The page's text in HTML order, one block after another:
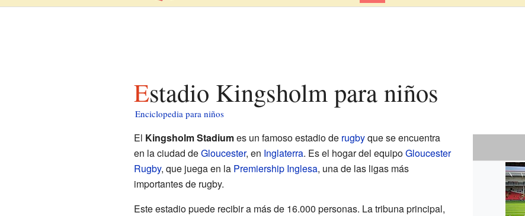
Estadio Kingsholm para niños
Enciclopedia para niños
El Kingsholm Stadiumes un famoso estadio de rugbyque se encuentra
en la ciudad deGloucester, en Inglaterra. Es el hogar del equipoGloucester
Rugby, que juega en la Premiership Inglesa, una de las ligas más
importantes de rugby.
Este estadio puede recibir a más de 16.000 personas. La tribuna principal,